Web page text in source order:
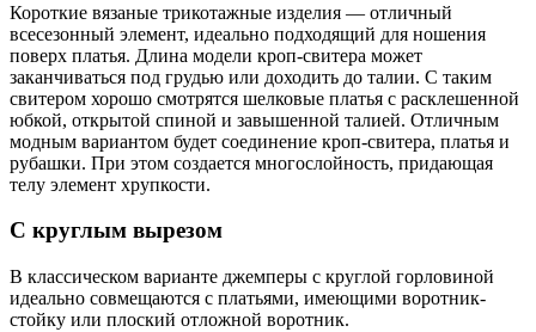
Короткие вязаные трикотажные изделия — отличный
всесезонный элемент, идеально подходящий для ношения
поверх платья. Длина модели кроп-свитера может
заканчиваться под грудью или доходить до талии. С таким
свитером хорошо смотрятся шелковые платья с расклешенной
юбкой, открытой спиной и завышенной талией. Отличным
модным вариантом будет соединение кроп-свитера, платья и
рубашки. При этом создается многослойность, придающая
телу элемент хрупкости.
С круглым вырезом
В классическом варианте джемперы с круглой горловиной
идеально совмещаются с платьями, имеющими воротник-
стойку или плоский отложной воротник.